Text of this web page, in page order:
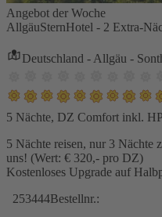
Angebot der Woche
AllgäuSternHotel - 2 Extra-
Deutschland - Allgäu -
5 Nächte, DZ Comfort inkl. HP
5 Nächte reisen, nur 3 Nächte
uns! (Wert: € 320,- pro DZ)
Kostenloses Upgrade auf
253444Bestellnr.: